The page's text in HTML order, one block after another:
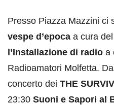
Presso Piazza Mazzini ci
vespe d’epoca a cura
l’Installazione di radio a
Radioamatori Molfetta.
concerto dei THE
23:30 Suoni e Sapori al